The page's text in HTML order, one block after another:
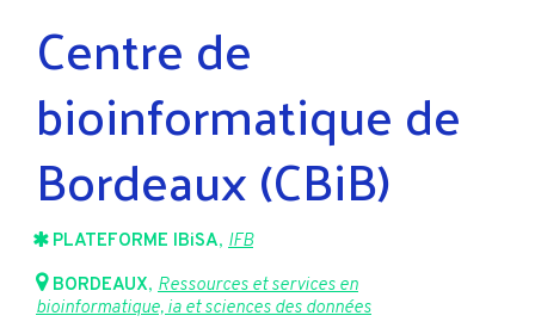
Centre de
bioinformatique de
Bordeaux (CBiB)
PLATEFORME IBiSA, IFB
BORDEAUX, Ressources et services en
bioinformatique, ia et sciences des données